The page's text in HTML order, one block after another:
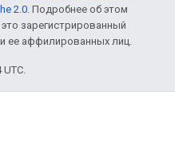
2.0. Подробнее об этом
это зарегистрированный
ее аффилированных лиц.